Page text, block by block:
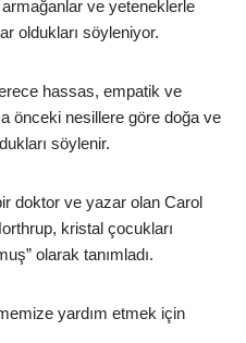
ve yeteneklerle
oldukları söyleniyor.
hassas, empatik ve
önceki nesillere göre doğa ve
söylenir.
doktor ve yazar olan Carol
kristal çocukları
olarak tanımladı.
yardım etmek için